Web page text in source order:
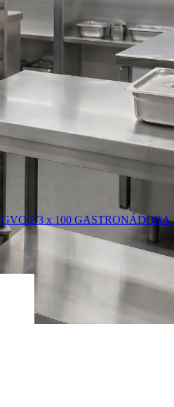
GVO 2/3 x 100 GASTRONÁDOBA